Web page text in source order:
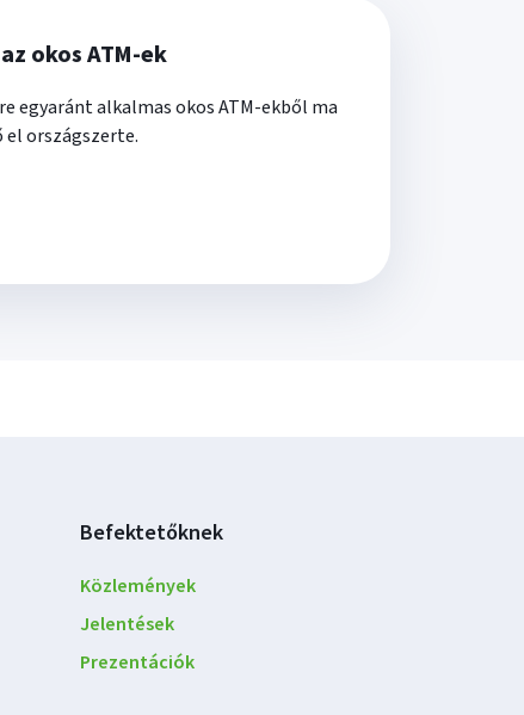
okos ATM-ek
egyaránt alkalmas okos ATM-ekből ma
el országszerte.
Befektetőknek
Közlemények
Jelentések
Prezentációk